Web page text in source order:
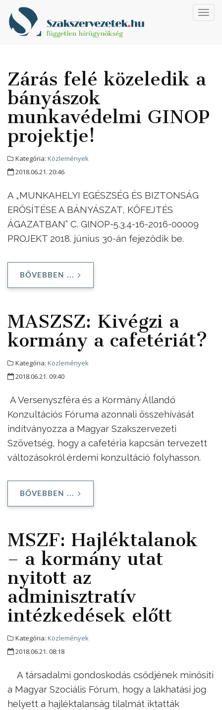
Zárás felé közeledik a
bányászok
munkavédelmi GINOP
projektje!
Kategória: Közlemények
2018.06.21. 20:46
A „MUNKAHELYI EGÉSZSÉG ÉS BIZTONSÁG
ERŐSÍTÉSE A BÁNYÁSZAT, KŐFEJTÉS
ÁGAZATBAN” C. GINOP-5.3.4-16-2016-00009
PROJEKT 2018. június 30-án fejeződik be.
BŐVEBBEN ...
MASZSZ: Kivégzi a
kormány a cafetériát?
Kategória: Közlemények
2018.06.21. 09:40
A Versenyszféra és a Kormány Állandó
Konzultációs Fóruma azonnali összehívását
indítványozza a Magyar Szakszervezeti
Szövetség, hogy a cafetéria kapcsán tervezett
változásokról érdemi konzultáció folyhasson.
BŐVEBBEN ...
MSZF: Hajléktalanok
– a kormány utat
nyitott az
adminisztratív
intézkedések előtt
Kategória: Közlemények
2018.06.21. 08:18
A társadalmi gondoskodás csődjének minősíti
a Magyar Szociális Fórum, hogy a lakhatási jog
helyett a hajléktalanság tilalmát iktatták